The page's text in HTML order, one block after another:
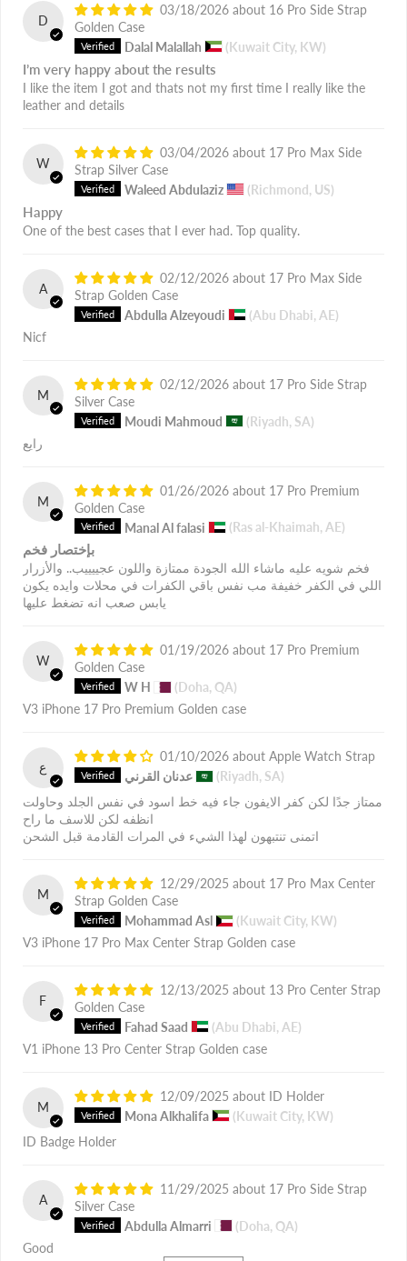
D
03/18/2026
16 Pro Side Strap
Golden Case
Dalal Malallah
(Kuwait City, KW)
I’m very happy about the results
I like the item I got and thats not my first time I really like the
leather and details
W
03/04/2026
17 Pro Max Side
Strap Silver Case
Waleed Abdulaziz
(Richmond, US)
Happy
One of the best cases that I ever had. Top quality.
A
02/12/2026
17 Pro Max Side
Strap Golden Case
Abdulla Alzeyoudi
(Abu Dhabi, AE)
Nicf
M
02/12/2026
17 Pro Side Strap
Silver Case
Moudi Mahmoud
(Riyadh, SA)
رايع
M
01/26/2026
17 Pro Premium
Golden Case
Manal Al falasi
(Ras al-Khaimah, AE)
بإختصار فخم
فخم شويه عليه ماشاء الله الجودة ممتازة واللون عجييييب.. والأزرار
اللي في الكفر خفيفة مب نفس باقي الكفرات في محلات وايده يكون
يابس صعب انه تضغط عليها
W
01/19/2026
17 Pro Premium
Golden Case
W H
(Doha, QA)
V3 iPhone 17 Pro Premium Golden case
ع
01/10/2026
Apple Watch Strap
عدنان القرني
(Riyadh, SA)
ممتاز جدًا لكن كفر الايفون جاء فيه خط اسود في نفس الجلد وحاولت
انظفه لكن للاسف ما راح
اتمنى تنتبهون لهذا الشيء في المرات القادمة قبل الشحن
M
12/29/2025
17 Pro Max Center
Strap Golden Case
Mohammad Asl
(Kuwait City, KW)
V3 iPhone 17 Pro Max Center Strap Golden case
F
12/13/2025
13 Pro Center Strap
Golden Case
Fahad Saad
(Abu Dhabi, AE)
V1 iPhone 13 Pro Center Strap Golden case
M
12/09/2025
ID Holder
Mona Alkhalifa
(Kuwait City, KW)
ID Badge Holder
A
11/29/2025
17 Pro Side Strap
Silver Case
Abdulla Almarri
(Doha, QA)
Good